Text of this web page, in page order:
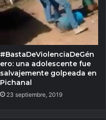
#BastaDeViolenciaDeGén
ero: una adolescente fue
salvajemente golpeada en
Pichanal
23 septiembre, 2019